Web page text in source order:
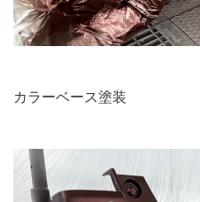
カラーベース塗装